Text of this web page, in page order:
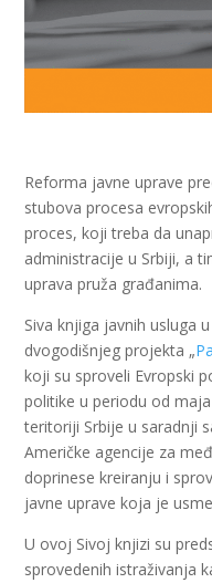
Reforma javne uprave
stubova procesa
proces, koji treba da
administracije u Srbiji, a
uprava pruža građanima.
Siva knjiga javnih usluga
dvogodišnjeg projekta „
koji su sproveli Evropski
politike u periodu od
teritoriji Srbije u saradnji
Američke agencije za
doprinese kreiranju i
javne uprave koja je
U ovoj Sivoj knjizi su
sprovedenih istraživanja